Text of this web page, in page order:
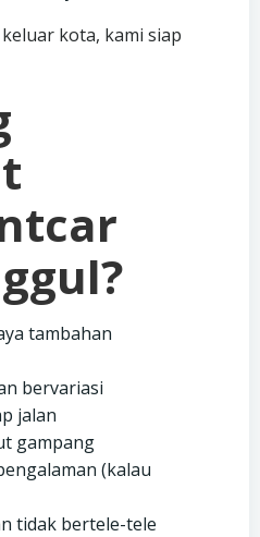
kota, kami siap
tambahan
bervariasi
jalan
gampang
(kalau
tidak bertele-tele